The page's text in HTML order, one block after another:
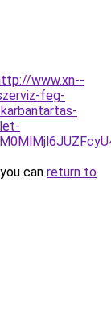
www.xn--
feg-
can return to